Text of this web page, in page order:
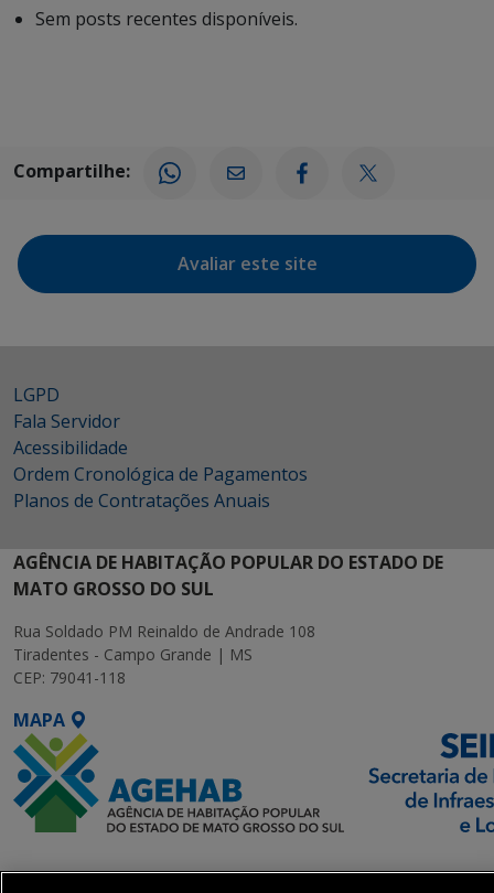
Sem posts recentes disponíveis.
Compartilhe:
Avaliar este site
LGPD
Fala Servidor
Acessibilidade
Ordem Cronológica de Pagamentos
Planos de Contratações Anuais
AGÊNCIA DE HABITAÇÃO POPULAR DO ESTADO DE
MATO GROSSO DO SUL
Rua Soldado PM Reinaldo de Andrade 108
Tiradentes - Campo Grande | MS
CEP: 79041-118
MAPA